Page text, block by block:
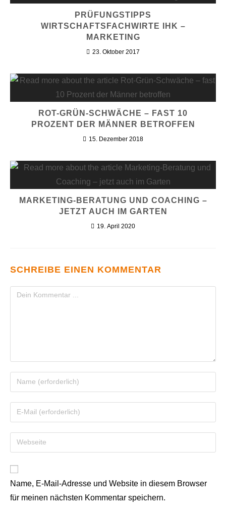
PRÜFUNGSTIPPS
WIRTSCHAFTSFACHWIRTE IHK –
MARKETING
23. Oktober 2017
ROT-GRÜN-SCHWÄCHE – FAST 10
PROZENT DER MÄNNER BETROFFEN
15. Dezember 2018
MARKETING-BERATUNG UND COACHING –
JETZT AUCH IM GARTEN
19. April 2020
SCHREIBE EINEN KOMMENTAR
Name, E-Mail-Adresse und Website in diesem Browser
für meinen nächsten Kommentar speichern.